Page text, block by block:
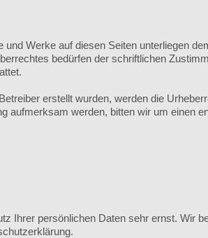
Werke auf diesen Seiten unterliegen
bedürfen der schriftlichen
erstellt wurden, werden die
aufmerksam werden, bitten wir um einen
Ihrer persönlichen Daten sehr ernst. Wir